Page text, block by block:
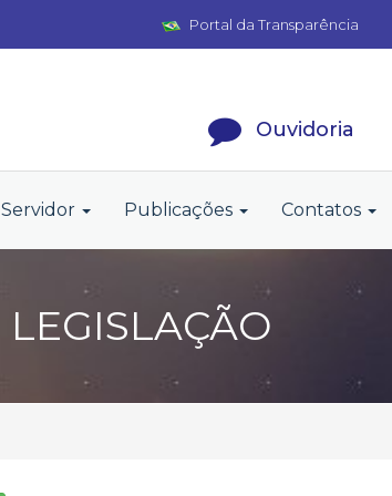
Portal da Transparência
Ouvidoria
Servidor Publicações Contatos
LEGISLAÇÃO